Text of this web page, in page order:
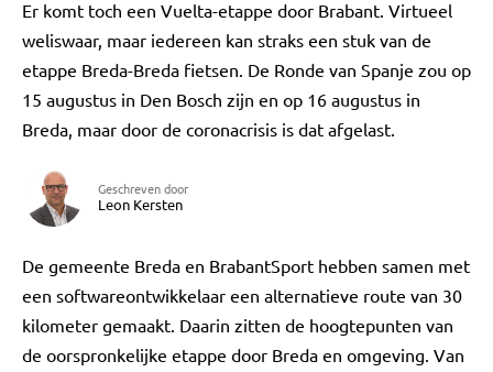
Er komt toch een Vuelta-etappe door Brabant. Virtueel
weliswaar, maar iedereen kan straks een stuk van de
etappe Breda-Breda fietsen. De Ronde van Spanje zou op
15 augustus in Den Bosch zijn en op 16 augustus in
Breda, maar door de coronacrisis is dat afgelast.
Geschreven door
Leon Kersten
De gemeente Breda en BrabantSport hebben samen met
een softwareontwikkelaar een alternatieve route van 30
kilometer gemaakt. Daarin zitten de hoogtepunten van
de oorspronkelijke etappe door Breda en omgeving. Van